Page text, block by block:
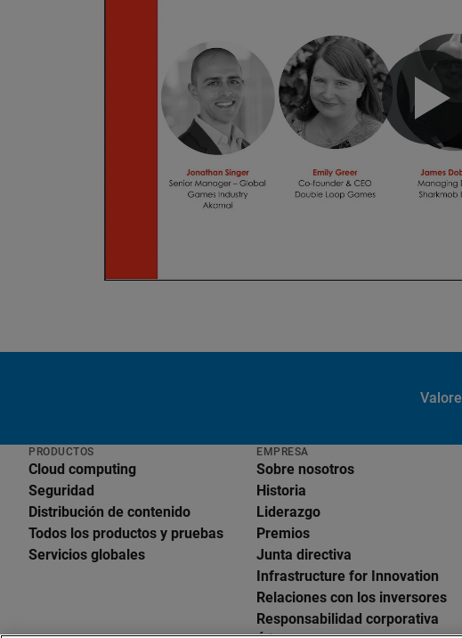
PRODUCTOS
Cloud computing
Seguridad
Distribución de contenido
Todos los productos y pruebas
Servicios globales
EMPRESA
Sobre nosotros
Historia
Liderazgo
Premios
Junta directiva
Infrastructure for Innovation
Relaciones con los inversores
Responsabilidad corporativa